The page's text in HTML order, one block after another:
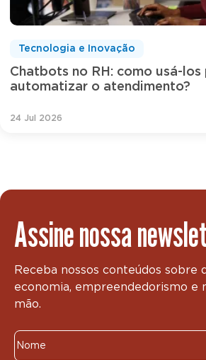
Chatbots no RH: como usá-los
automatizar o atendimento?
Tecnologia e Inovação
24 Jul 2026
Assine nossa
Receba nossos conteúdos sobre
economia, empreendedorismo e
mão.